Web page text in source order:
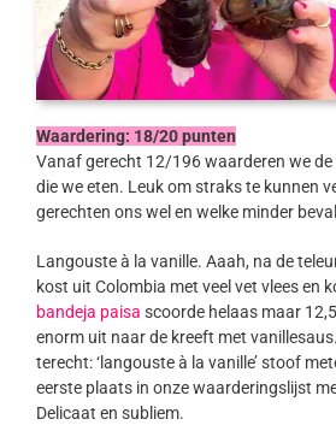
Waardering: 18/20 punten
Vanaf gerecht 12/196 waarderen we
die we eten. Leuk om straks te kunnen
gerechten ons wel en welke minder
Langouste à la vanille. Aaah, na de
kost uit Colombia met veel vet vlees en
bandeja paisa scoorde helaas maar
enorm uit naar de kreeft met
terecht: ‘langouste à la vanille’ stoof
eerste plaats in onze waarderingslijst
Delicaat en subliem.